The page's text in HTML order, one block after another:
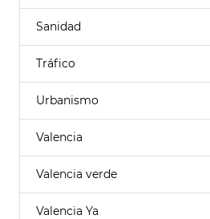
Sanidad
Tráfico
Urbanismo
Valencia
Valencia verde
Valencia Ya